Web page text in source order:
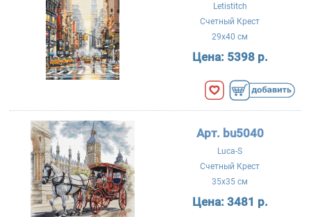
Letistitch
Счетный Крест
29x40 см
Цена: 5398 р.
Арт. bu5040
Luca-S
Счетный Крест
35x35 см
Цена: 3481 р.